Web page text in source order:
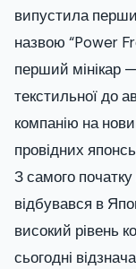
випустила
назвою “Power
перший мінікар
текстильної до
компанію на
провідних
З самого
відбувався в
високий рівень
сьогодні